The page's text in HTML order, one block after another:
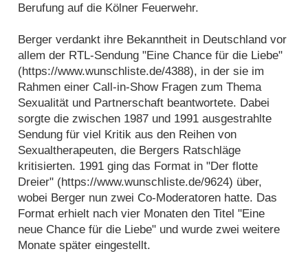
Berufung auf die Kölner Feuerwehr.
Berger verdankt ihre Bekanntheit in Deutschland vor
allem der RTL-Sendung "Eine Chance für die Liebe"
(https://www.wunschliste.de/4388), in der sie im
Rahmen einer Call-in-Show Fragen zum Thema
Sexualität und Partnerschaft beantwortete. Dabei
sorgte die zwischen 1987 und 1991 ausgestrahlte
Sendung für viel Kritik aus den Reihen von
Sexualtherapeuten, die Bergers Ratschläge
kritisierten. 1991 ging das Format in "Der flotte
Dreier" (https://www.wunschliste.de/9624) über,
wobei Berger nun zwei Co-Moderatoren hatte. Das
Format erhielt nach vier Monaten den Titel "Eine
neue Chance für die Liebe" und wurde zwei weitere
Monate später eingestellt.